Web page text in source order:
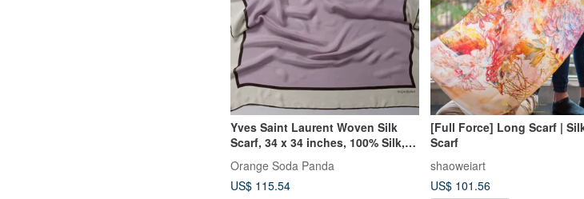
Yves Saint Laurent Woven Silk
Scarf, 34 x 34 inches, 100% Silk,
Holiday Gifts
Orange​ Soda​ Panda
US$ 115.54
[Full Force] Long Scarf |
Scarf
shaoweiart
US$ 101.56